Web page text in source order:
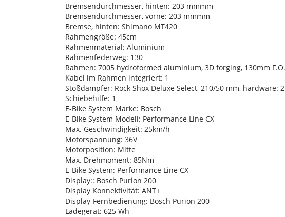
Bremsendurchmesser, hinten: 203 mmmm
Bremsendurchmesser, vorne: 203 mmmm
Bremse, hinten: Shimano MT420
Rahmengröße: 45cm
Rahmenmaterial: Aluminium
Rahmenfederweg: 130
Rahmen: 7005 hydroformed aluminium, 3D forging, 130mm
Kabel im Rahmen integriert: 1
Stoßdämpfer: Rock Shox Deluxe Select, 210/50 mm, hardware:
Schiebehilfe: 1
E-Bike System Marke: Bosch
E-Bike System Modell: Performance Line CX
Max. Geschwindigkeit: 25km/h
Motorspannung: 36V
Motorposition: Mitte
Max. Drehmoment: 85Nm
E-Bike System: Performance Line CX
Display:: Bosch Purion 200
Display Konnektivität: ANT+
Display-Fernbedienung: Bosch Purion 200
Ladegerät: 625 Wh